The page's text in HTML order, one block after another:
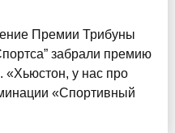
Премии Трибуны
забрали премию
«Хьюстон, у нас про
«Спортивный